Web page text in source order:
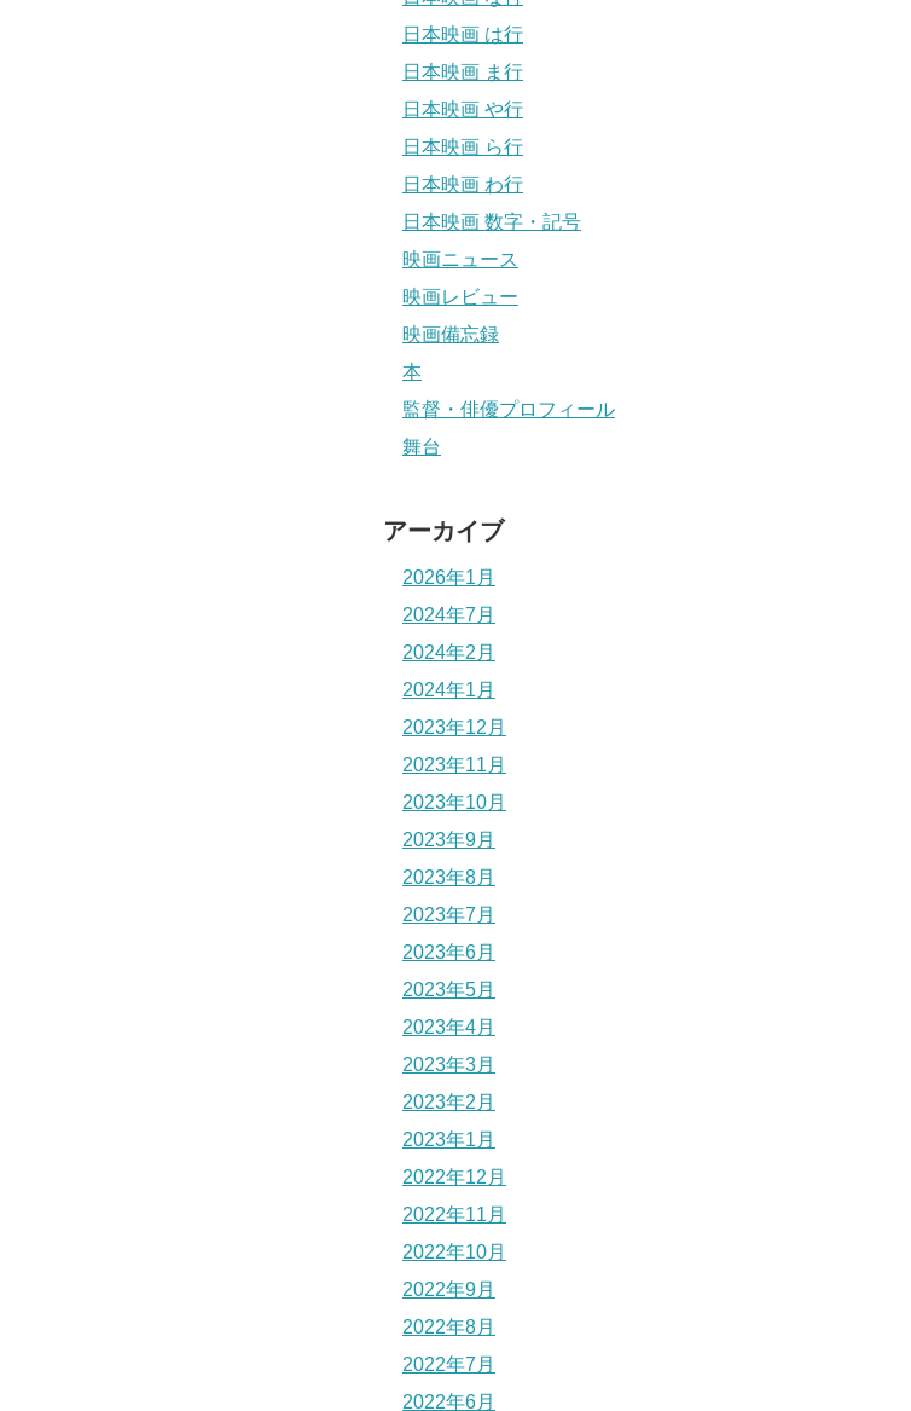
日本映画 は行
日本映画 ま行
日本映画 や行
日本映画 ら行
日本映画 わ行
日本映画 数字・記号
映画ニュース
映画レビュー
映画備忘録
本
監督・俳優プロフィール
舞台
アーカイブ
2026年1月
2024年7月
2024年2月
2024年1月
2023年12月
2023年11月
2023年10月
2023年9月
2023年8月
2023年7月
2023年6月
2023年5月
2023年4月
2023年3月
2023年2月
2023年1月
2022年12月
2022年11月
2022年10月
2022年9月
2022年8月
2022年7月
2022年6月